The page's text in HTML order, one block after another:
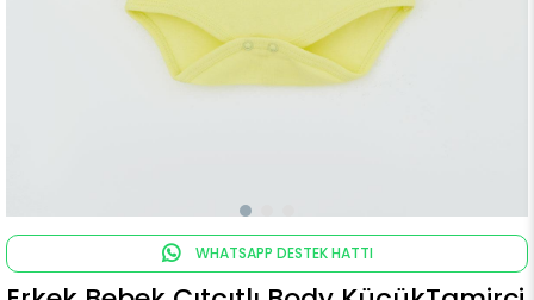
WHATSAPP DESTEK HATTI